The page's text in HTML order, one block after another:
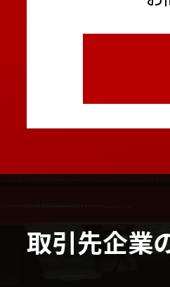
取引先企業